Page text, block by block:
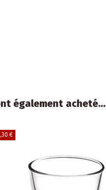
également acheté...
€